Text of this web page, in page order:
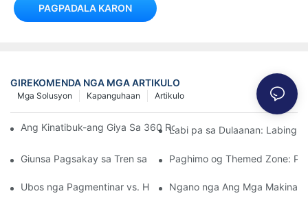
PAGPADALA KARON
GIREKOMENDA NGA MGA ARTIKULO
Artikulo
Kapanguhaan
Mga Solusyon
Ang Kinatibuk-ang Giya Sa 360 Rolling Bumper Cars Para sa
Labi pa sa Dulaanan: Labing
Giunsa Pagsakay sa Tren sa Bata Nagpauswag sa Pag-uswag
Paghimo og Themed Zone:
Ubos nga Pagmentinar vs. High-Thrill: Pagpili sa mga Electric
Ngano nga Ang Mga Makina